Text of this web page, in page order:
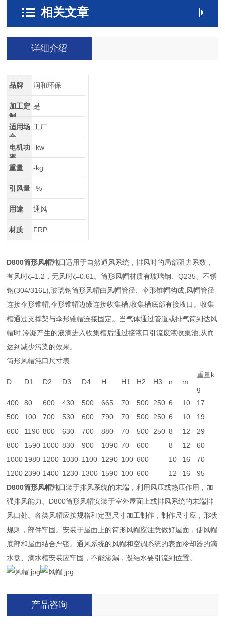
相关文章
详细介绍
品牌 润和环保
加工定
制
是
适用场
合
工厂
电机功
率
-kw
重量 -kg
引风量 -%
用途 通风
材质 FRP
D800筒形风帽沌口适用于自然通风系统，排风时的局部阻力系数，
有风时ζ=1.2，无风时ζ=0.61。筒形风帽材质有玻璃钢、Q235、不锈
钢(304/316L),玻璃钢筒形风帽由风帽管径、伞形锥帽构成,风帽管径
连接伞形锥帽,伞形锥帽边缘连接收集槽,收集槽底部有接液口。收集
槽通过支撑架与伞形锥帽连接固定。当气体通过管道或排气筒到达风
帽时,冷凝产生的液滴进入收集槽后通过接液口引流废液收集池,从而
达到减少污染的效果。
筒形风帽沌口尺寸表
D D1 D2 D3 D4 H H1 H2 H3 n m
重量k
g
400
80 600 430 500 665 70 500 250 6 10
17
500
100 700 530 600 790 70 500 250 6 10
19
600
1190 800 630 700 880 70 500 250 8 12
29
800
1590 1000 830 900 1090 70 600 8 12
60
1000 1980 1200 1030 1100 1290 100 600 10 16
70
1200 2390 1400 1230 1300 1590 100 600 12 16
95
D800筒形风帽沌口装于排风系统的末端，利用风压或热压作用，加
强排风能力。D800筒形风帽安装于室外屋面上或排风系统的末端排
风口处。各类风帽应按规格和定型尺寸加工制作，制作尺寸应，形状
规则，部件牢固。安装于屋面上的筒形风帽应注意做好屋面，使风帽
底部和屋面结合严密。通风系统的风帽和空调系统的表面冷却器的滴
水盘、滴水槽安装应牢固，不能渗漏，凝结水要引流到位置。
产品咨询